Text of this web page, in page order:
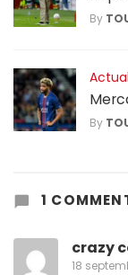
By
By
1
crazy
18